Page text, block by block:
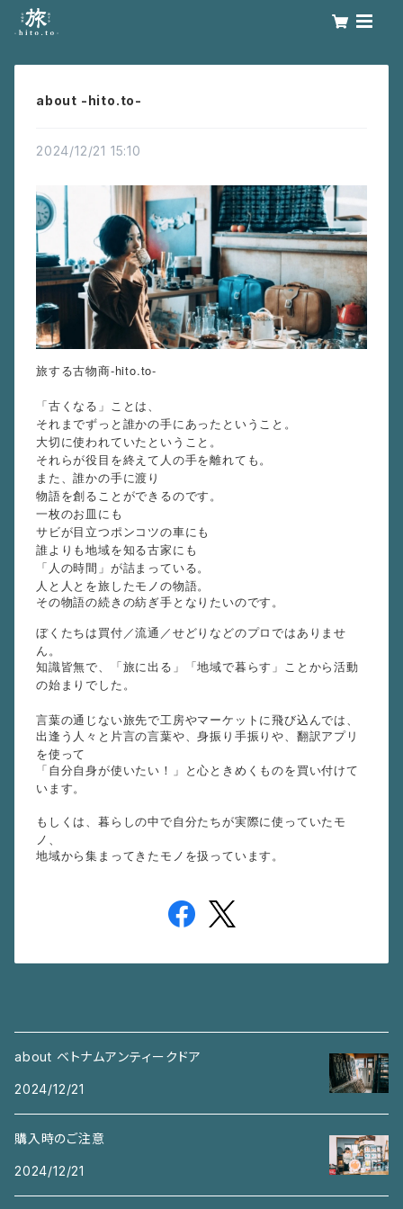
about -hito.to-
2024/12/21 15:10
旅する古物商-hito.to-
「古くなる」ことは、
それまでずっと誰かの手にあったということ。
大切に使われていたということ。
それらが役目を終えて人の手を離れても。
また、誰かの手に渡り
物語を創ることができるのです。
一枚のお皿にも
サビが目立つポンコツの車にも
誰よりも地域を知る古家にも
「人の時間」が詰まっている。
人と人とを旅したモノの物語。
その物語の続きの紡ぎ手となりたいのです。
ぼくたちは買付／流通／せどりなどのプロではありませ
ん。
知識皆無で、「旅に出る」「地域で暮らす」ことから活動
の始まりでした。
言葉の通じない旅先で工房やマーケットに飛び込んでは、
出逢う人々と片言の言葉や、身振り手振りや、翻訳アプリ
を使って
「自分自身が使いたい！」と心ときめくものを買い付けて
います。
もしくは、暮らしの中で自分たちが実際に使っていたモ
ノ、
地域から集まってきたモノを扱っています。
about ベトナムアンティークドア
2024/12/21
購入時のご注意
2024/12/21